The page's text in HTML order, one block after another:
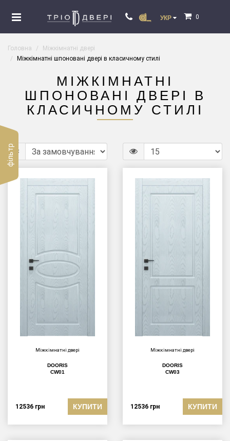
УКР 0
Головна
Міжкімнатні двері
Міжкімнатні шпоновані двері в класичному стилі
МІЖКІМНАТНІ
ШПОНОВАНІ ДВЕРІ В
КЛАСИЧНОМУ СТИЛІ
Міжкімнатні двері
DOORIS
CW01
12536 грн КУПИТИ
Міжкімнатні двері
DOORIS
CW03
12536 грн КУПИТИ
фільтр